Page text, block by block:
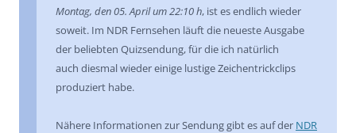
Montag, den 05. April um 22:10 h, ist es endlich wieder
soweit. Im NDR Fernsehen läuft die neueste Ausgabe
der beliebten Quizsendung, für die ich natürlich
auch diesmal wieder einige lustige Zeichentrickclips
produziert habe.
Nähere Informationen zur Sendung gibt es auf der NDR